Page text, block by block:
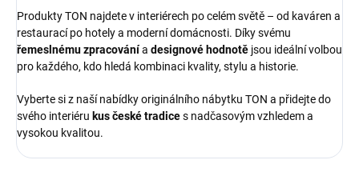
Produkty TON najdete v interiérech po celém světě – od kaváren a
restaurací po hotely a moderní domácnosti. Díky svému
řemeslnému zpracovánía designové hodnotě jsou ideální volbou
pro každého, kdo hledá kombinaci kvality, stylu a historie.
Vyberte si z naší nabídky originálního nábytku TON a přidejte do
svého interiéru kus české tradices nadčasovým vzhledem a
vysokou kvalitou.